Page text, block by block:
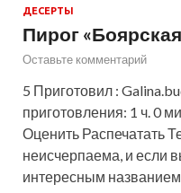
ДЕСЕРТЫ
Пирог
Оставьте комментарий
5 Приготовил :
приготовления: 1 ч. 0
Оценить Распечатать
неисчерпаема, и если
интересным названием